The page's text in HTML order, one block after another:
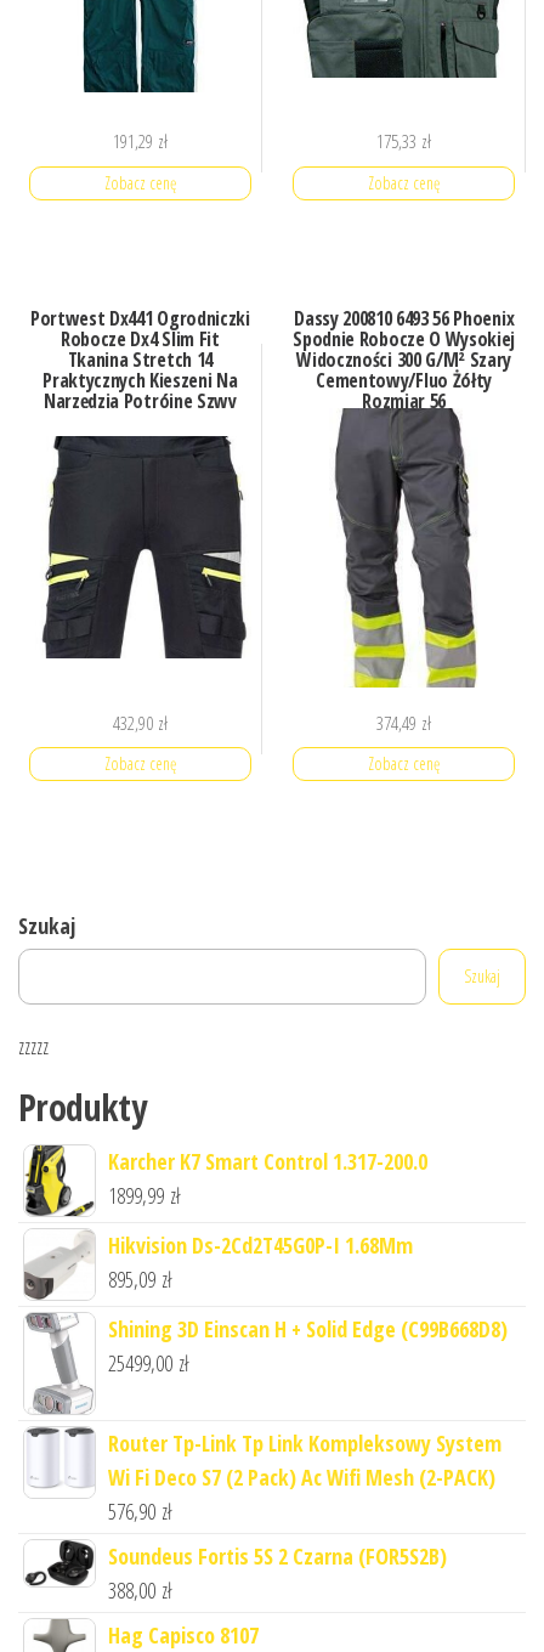
191,29 zł
Zobacz cenę
175,33 zł
Zobacz cenę
Portwest Dx441 Ogrodniczki
Robocze Dx4 Slim Fit
Tkanina Stretch 14
Praktycznych Kieszeni Na
Narzędzia Potrójne Szwy
432,90 zł
Zobacz cenę
Dassy 200810 6493 56 Phoenix
Spodnie Robocze O Wysokiej
Widoczności 300 G/M² Szary
Cementowy/Fluo Żółty
Rozmiar 56
374,49 zł
Zobacz cenę
Szukaj
Szukaj
zzzzz
Produkty
Karcher K7 Smart Control 1.317-200.0
1899,99 zł
Hikvision Ds-2Cd2T45G0P-I 1.68Mm
895,09 zł
Shining 3D Einscan H + Solid Edge (C99B668D8)
25499,00 zł
Router Tp-Link Tp Link Kompleksowy System
Wi Fi Deco S7 (2 Pack) Ac Wifi Mesh (2-PACK)
576,90 zł
Soundeus Fortis 5S 2 Czarna (FOR5S2B)
388,00 zł
Hag Capisco 8107